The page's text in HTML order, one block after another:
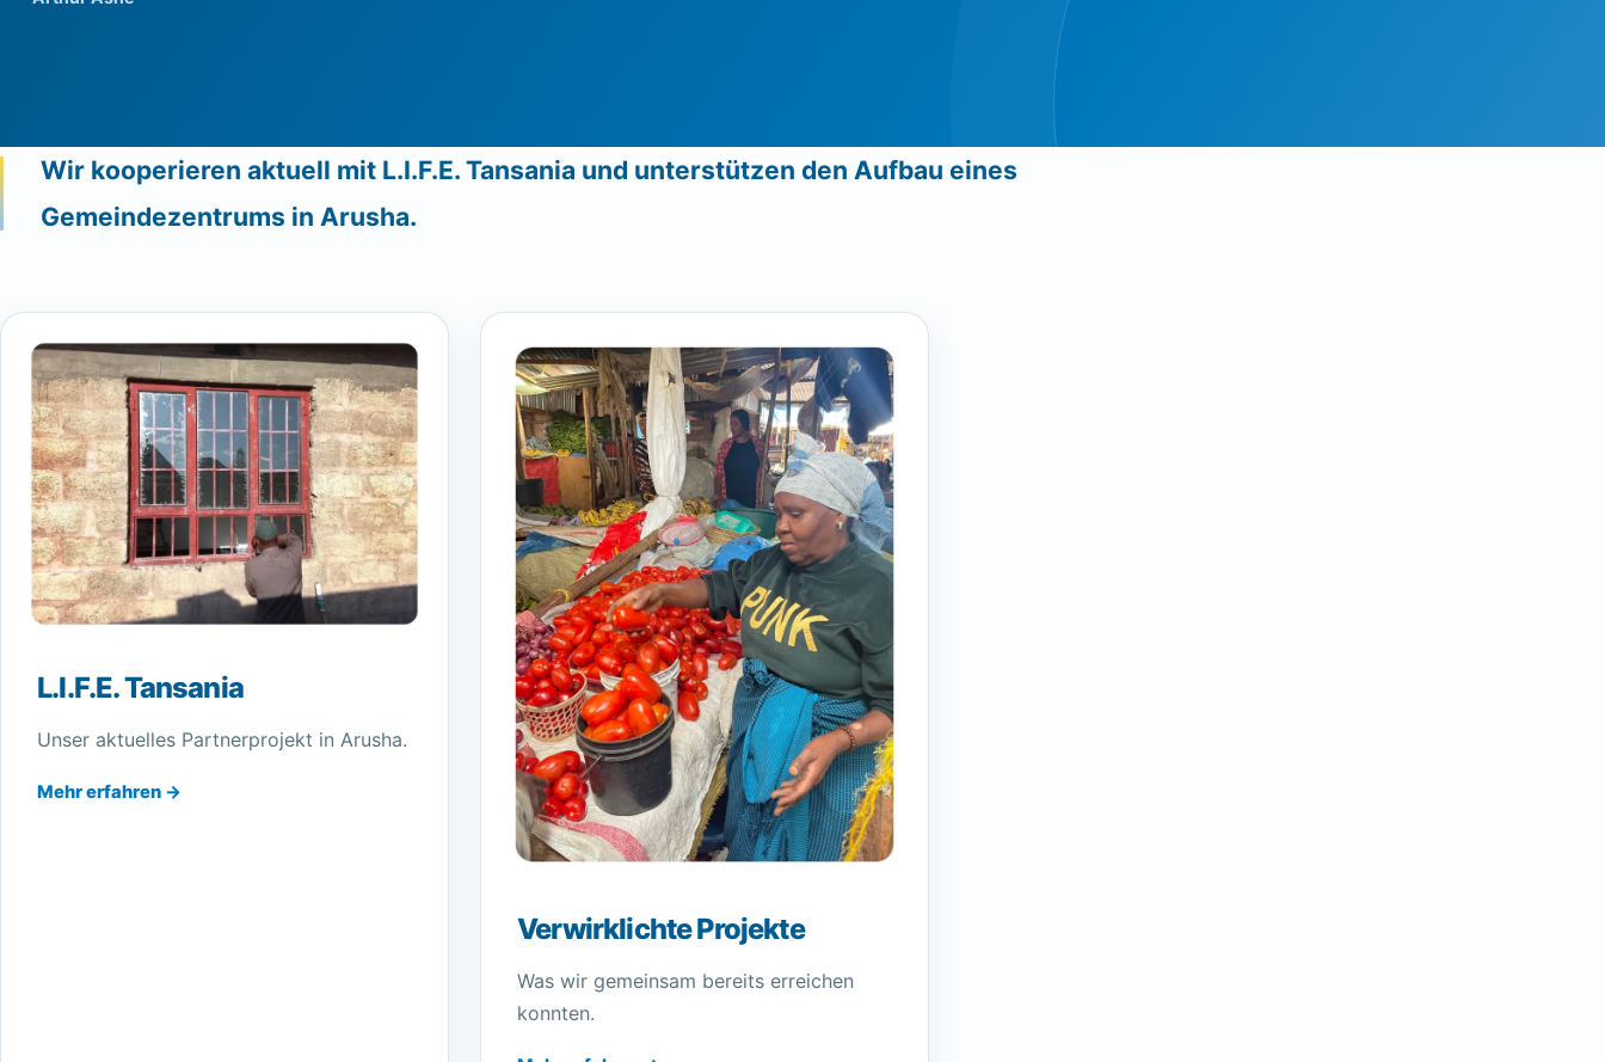
Wir kooperieren aktuell mit L.I.F.E. Tansania und unterstützen den Aufbau eines
Gemeindezentrums in Arusha.
L.I.F.E. Tansania
Unser aktuelles Partnerprojekt in Arusha.
Mehr erfahren →
Verwirklichte Projekte
Was wir gemeinsam bereits erreichen
konnten.